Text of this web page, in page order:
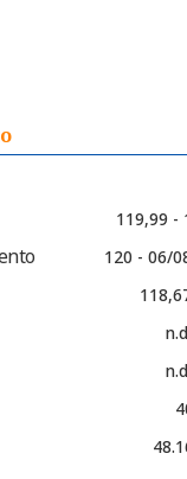
119,99 -
120 - 06/